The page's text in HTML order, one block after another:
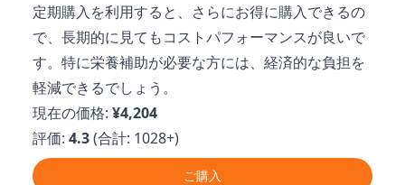
定期購入を利用すると、さらにお得に購入できるの
で、長期的に見てもコストパフォーマンスが良いで
す。特に栄養補助が必要な方には、経済的な負担を
軽減できるでしょう。
現在の価格: ¥4,204
評価: 4.3(合計: 1028+)
ご購入